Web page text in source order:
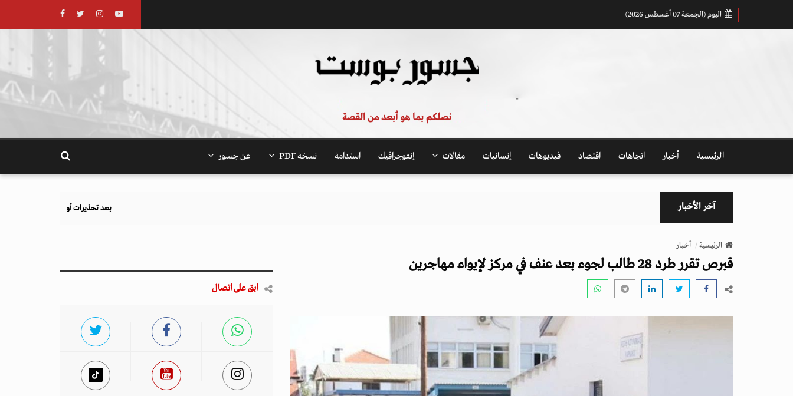
اليوم (الجمعة 07 أغسطس 2026)
نصلكم بما هو أبعد من القصة
الرئيسية أخبار اتجاهات اقتصاد فيديوهات إنسانيات مقالات إنفوجرافيك استدامة نسخة PDF عن جسور
آخر الأخبار بعد تحذيرات أوروبية.. كيف يهدد نظام الغذاء والزراعة أهداف
الرئيسية أخبار
قبرص تقرر طرد 28 طالب لجوء بعد عنف في مركز لإيواء مهاجرين
ابق على اتصال